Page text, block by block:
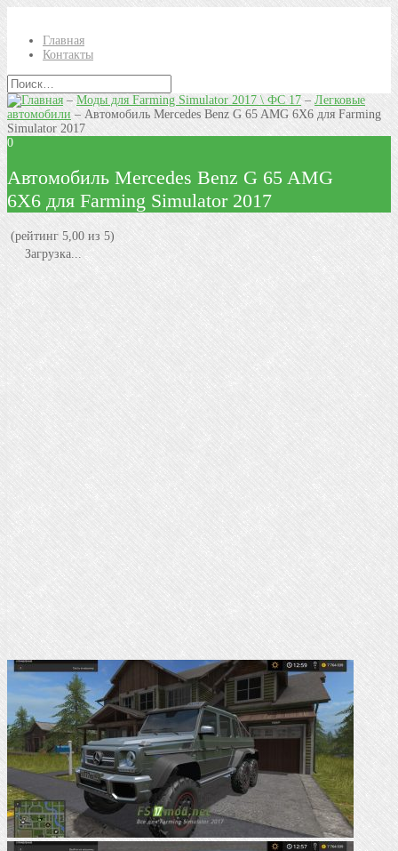
Главная
Контакты
–Моды для Farming Simulator 2017 \ ФС 17– Легковые
автомобили– Автомобиль Mercedes Benz G 65 AMG 6X6 для Farming
Simulator 2017
0
Автомобиль Mercedes Benz G 65 AMG
6X6 для Farming Simulator 2017
(рейтинг 5,00 из 5)
Загрузка...